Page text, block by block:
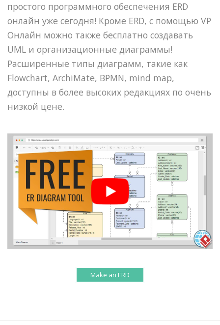
простого программного обеспечения ERD
онлайн уже сегодня! Кроме ERD, с помощью VP
Онлайн можно также бесплатно создавать
UML и организационные диаграммы!
Расширенные типы диаграмм, такие как
Flowchart, ArchiMate, BPMN, mind map,
доступны в более высоких редакциях по очень
низкой цене.
Make an ERD